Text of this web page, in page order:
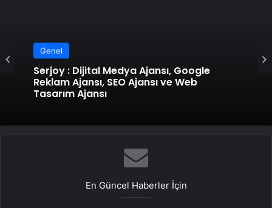
Genel
Serjoy : Dijital Medya Ajansı, Google
Reklam Ajansı, SEO Ajansı ve Web
Tasarım Ajansı
En Güncel Haberler İçin